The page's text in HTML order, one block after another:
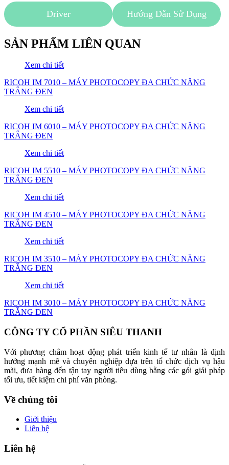
Driver Hướng Dẫn Sử Dụng
SẢN PHẨM LIÊN QUAN
Xem chi tiết
RICOH IM 7010 – MÁY PHOTOCOPY ĐA CHỨC NĂNG
TRẮNG ĐEN
Xem chi tiết
RICOH IM 6010 – MÁY PHOTOCOPY ĐA CHỨC NĂNG
TRẮNG ĐEN
Xem chi tiết
RICOH IM 5510 – MÁY PHOTOCOPY ĐA CHỨC NĂNG
TRẮNG ĐEN
Xem chi tiết
RICOH IM 4510 – MÁY PHOTOCOPY ĐA CHỨC NĂNG
TRẮNG ĐEN
Xem chi tiết
RICOH IM 3510 – MÁY PHOTOCOPY ĐA CHỨC NĂNG
TRẮNG ĐEN
Xem chi tiết
RICOH IM 3010 – MÁY PHOTOCOPY ĐA CHỨC NĂNG
TRẮNG ĐEN
CÔNG TY CỔ PHẦN SIÊU THANH
Với phương châm hoạt động phát triển kinh tế tư nhân là định
hướng mạnh mẽ và chuyên nghiệp dựa trên tổ chức dịch vụ hậu
mãi, đưa hàng đến tận tay người tiêu dùng bằng các gói giải pháp
tối ưu, tiết kiệm chi phí văn phòng.
Về chúng tôi
Giới thiệu
Liên hệ
Liên hệ